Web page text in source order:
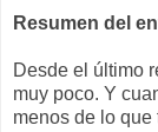
Resumen del
Desde el último
muy poco. Y
menos de lo